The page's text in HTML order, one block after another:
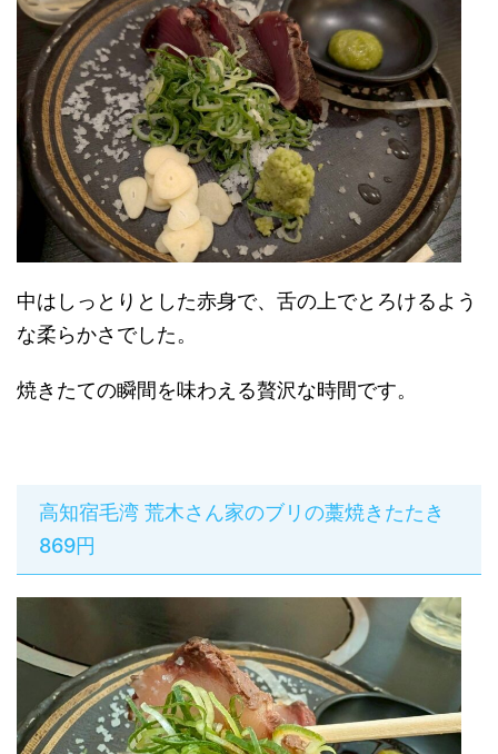
中はしっとりとした赤身で、舌の上でとろけるよう
な柔らかさでした。
焼きたての瞬間を味わえる贅沢な時間です。
高知宿毛湾 荒木さん家のブリの藁焼きたたき
869円